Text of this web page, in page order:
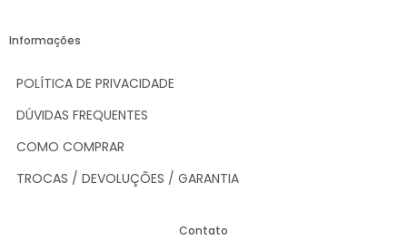
Informações
POLÍTICA DE PRIVACIDADE
DÚVIDAS FREQUENTES
COMO COMPRAR
TROCAS / DEVOLUÇÕES / GARANTIA
Contato